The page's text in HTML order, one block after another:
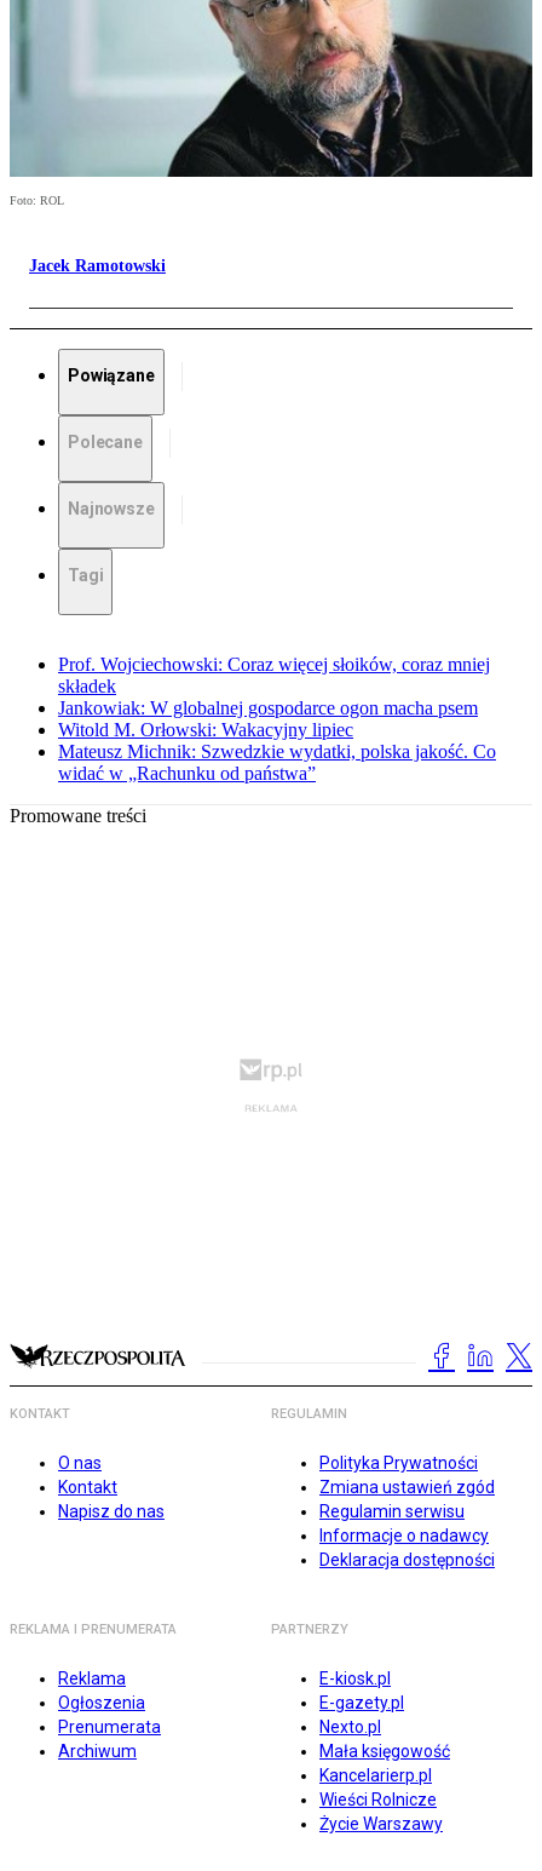
Foto: ROL
Jacek Ramotowski
Powiązane
Polecane
Najnowsze
Tagi
Prof. Wojciechowski: Coraz więcej słoików, coraz mniej
składek
Jankowiak: W globalnej gospodarce ogon macha psem
Witold M. Orłowski: Wakacyjny lipiec
Mateusz Michnik: Szwedzkie wydatki, polska jakość. Co
widać w „Rachunku od państwa”
Promowane treści
KONTAKT
O nas
Kontakt
Napisz do nas
REGULAMIN
Polityka Prywatności
Zmiana ustawień zgód
Regulamin serwisu
Informacje o nadawcy
Deklaracja dostępności
REKLAMA I PRENUMERATA
Reklama
Ogłoszenia
Prenumerata
Archiwum
PARTNERZY
E-kiosk.pl
E-gazety.pl
Nexto.pl
Mała księgowość
Kancelarierp.pl
Wieści Rolnicze
Życie Warszawy